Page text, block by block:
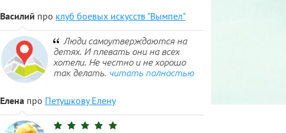
Василий про клуб боевых искусств "Вымпел"
Люди самоутверждаются на
детях. И плевать они на всех
хотели. Не честно и не хорошо
так делать. читать полностью
Елена про Петушкову Елену